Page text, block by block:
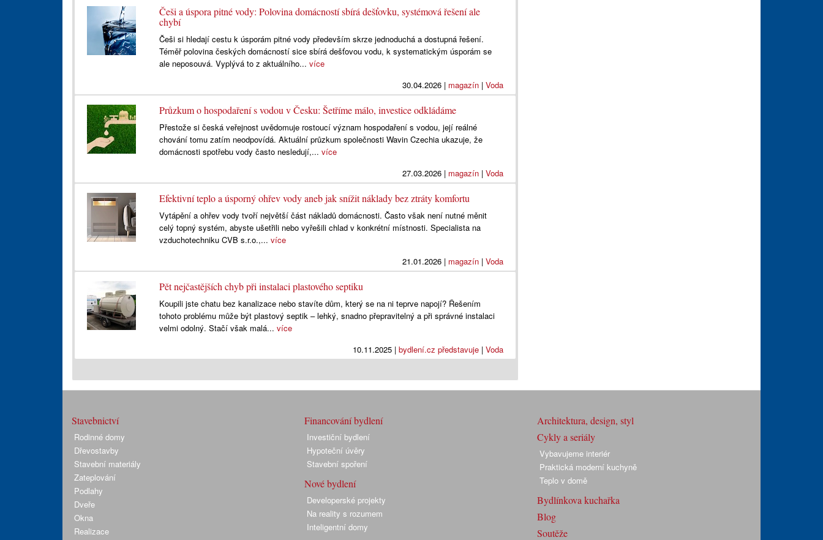
Češi a úspora pitné vody: Polovina domácností sbírá dešťovku, systémová řešení ale
chybí
Češi si hledají cestu k úsporám pitné vody především skrze jednoduchá a dostupná řešení.
Téměř polovina českých domácností sice sbírá dešťovou vodu, k systematickým úsporám se
ale neposouvá. Vyplývá to z aktuálního...více
30.04.2026| magazín| Voda
Průzkum o hospodaření s vodou v Česku: Šetříme málo, investice odkládáme
Přestože si česká veřejnost uvědomuje rostoucí význam hospodaření s vodou, její reálné
chování tomu zatím neodpovídá. Aktuální průzkum společnosti Wavin Czechia ukazuje, že
domácnosti spotřebu vody často nesledují,...více
27.03.2026| magazín| Voda
Efektivní teplo a úsporný ohřev vody aneb jak snížit náklady bez ztráty komfortu
Vytápění a ohřev vody tvoří největší část nákladů domácnosti. Často však není nutné měnit
celý topný systém, abyste ušetřili nebo vyřešili chlad v konkrétní místnosti. Specialista na
vzduchotechniku CVB s.r.o.,...více
21.01.2026| magazín| Voda
Pět nejčastějších chyb při instalaci plastového septiku
Koupili jste chatu bez kanalizace nebo stavíte dům, který se na ni teprve napojí? Řešením
tohoto problému může být plastový septik – lehký, snadno přepravitelný a při správné instalaci
velmi odolný. Stačí však malá...více
10.11.2025| bydlení.cz představuje| Voda
Stavebnictví
Rodinné domy
Dřevostavby
Stavební materiály
Zateplování
Podlahy
Dveře
Okna
Realizace
Financování bydlení
Investiční bydlení
Hypoteční úvěry
Stavební spoření
Nové bydlení
Developerské projekty
Na reality s rozumem
Inteligentní domy
Architektura, design, styl
Cykly a seriály
Vybavujeme interiér
Praktická moderní kuchyně
Teplo v domě
Bydlínkova kuchařka
Blog
Soutěže